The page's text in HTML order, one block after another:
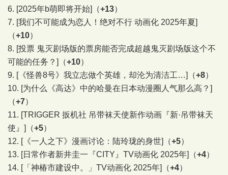
6. [2025年b萌即将开始] （+13）
7. [我们不可能成为恋人！绝对不行 动画化 2025年夏]
（+10）
8. [投票 鬼灭剧场版的票房能否完成超越鬼灭剧场版这个不
可能的任务？]
（+10）
9. [《怪兽8号》我立志做个英雄，却沦为清洁工…] （+8）
10. [为什么《高达》中的哈曼在日本动漫圈人气那么高？]
（+7）
11. [TRIGGER 扳机社 吊带袜天使新作动画『新·吊带袜天
使』]
（+5）
12. [《一人之下》漫画讨论：陆玲珑的身世] （+5）
13. [日常作者新井圭一『CITY』TV动画化 2025年] （+4）
14. [「神椿市建设中。」TV动画化 2025年] （+4）